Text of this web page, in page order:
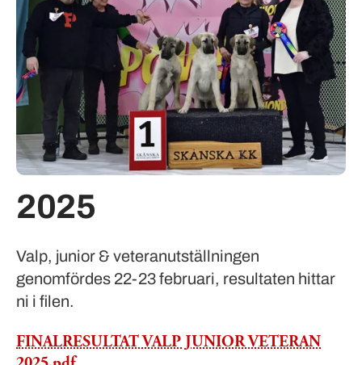
2025
Valp, junior & veteranutställningen
genomfördes 22-23 februari, resultaten hittar
ni i filen.
FINALRESULTAT VALP JUNIOR VETERAN